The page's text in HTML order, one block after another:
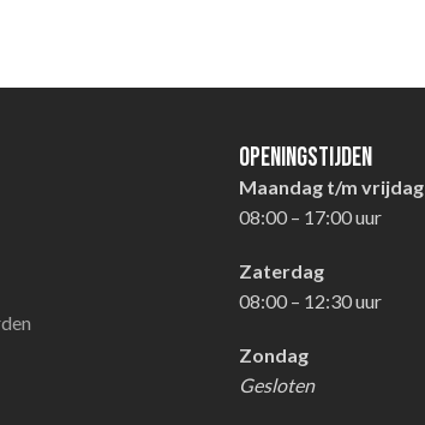
Openingstijden
Maandag t/m vrijdag
08:00 – 17:00 uur
Zaterdag
08:00 – 12:30 uur
Zondag
Gesloten